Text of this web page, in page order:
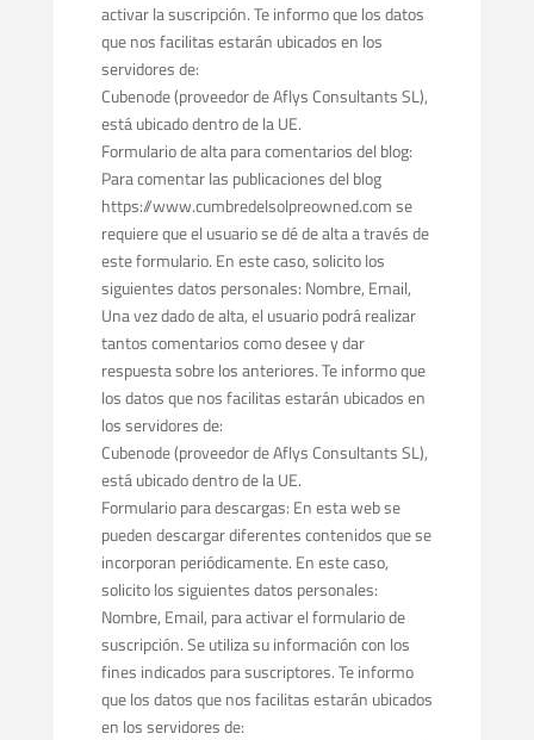
activar la suscripción. Te informo que los datos
que nos facilitas estarán ubicados en los
servidores de:
Cubenode (proveedor de Aflys Consultants SL),
está ubicado dentro de la UE.
Formulario de alta para comentarios del blog:
Para comentar las publicaciones del blog
https://www.cumbredelsolpreowned.com se
requiere que el usuario se dé de alta a través de
este formulario. En este caso, solicito los
siguientes datos personales: Nombre, Email,
Una vez dado de alta, el usuario podrá realizar
tantos comentarios como desee y dar
respuesta sobre los anteriores. Te informo que
los datos que nos facilitas estarán ubicados en
los servidores de:
Cubenode (proveedor de Aflys Consultants SL),
está ubicado dentro de la UE.
Formulario para descargas: En esta web se
pueden descargar diferentes contenidos que se
incorporan periódicamente. En este caso,
solicito los siguientes datos personales:
Nombre, Email, para activar el formulario de
suscripción. Se utiliza su información con los
fines indicados para suscriptores. Te informo
que los datos que nos facilitas estarán ubicados
en los servidores de: